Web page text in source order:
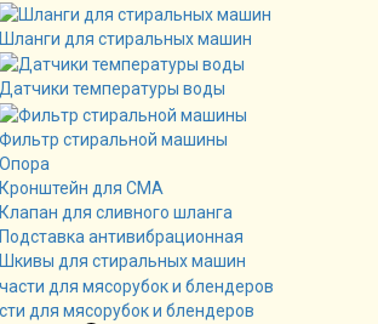
Шланги для стиральных машин
Датчики температуры воды
Фильтр стиральной машины
Опора
Кронштейн для СМА
Клапан для сливного шланга
Подставка антивибрационная
Шкивы для стиральных машин
для мясорубок и блендеров